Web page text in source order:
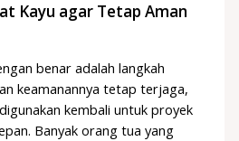
Kayu agar Tetap Aman
benar adalah langkah
keamanannya tetap terjaga,
kembali untuk proyek
Banyak orang tua yang